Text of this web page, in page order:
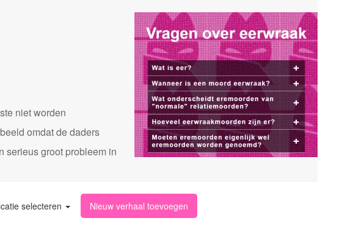
niet worden
omdat de daders
serieus groot probleem in